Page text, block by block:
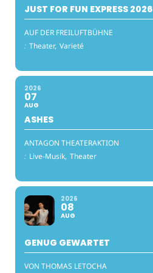
JUST FOR FUN EXPRESS 2026
AUF DER FREILUFTBÜHNE
: Theater, Varieté
2026
07
AUG
ASHES
ANTAGON THEATERAKTION
: Live-Musik, Theater
2026
08
AUG
GENUG GEWARTET
VON THOMAS LETOCHA